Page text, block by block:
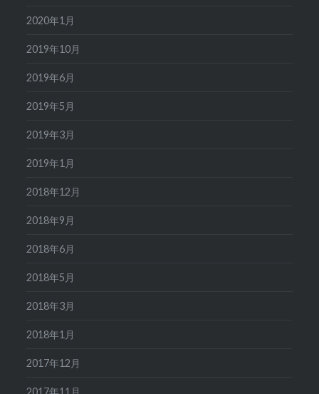
2020年1月
2019年10月
2019年6月
2019年5月
2019年3月
2019年1月
2018年12月
2018年9月
2018年6月
2018年5月
2018年3月
2018年1月
2017年12月